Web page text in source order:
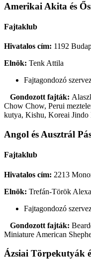
Amerikai Akita és
Fajtaklub
Hivatalos cím: 1192
Elnök: Tenk Attila
Fajtagondozó
Gondozott fajták:
Chow Chow, Perui
kutya, Kishu, Koreai Jindo
Angol és Ausztrál
Fajtaklub
Hivatalos cím: 2213
Elnök: Trefán-Török
Fajtagondozó
Gondozott fajták:
Miniature American
Ázsiai Törpekutyák